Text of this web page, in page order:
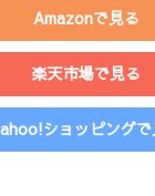
Amazonで見る
楽天市場で見る
ショッピングで